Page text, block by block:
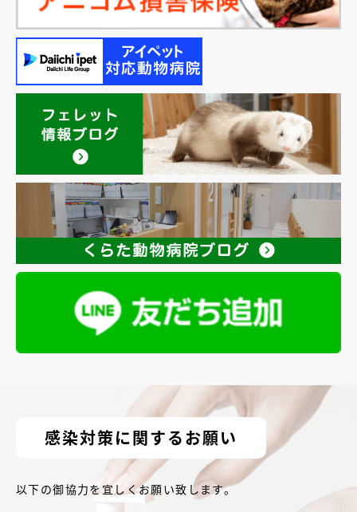
感染対策に関するお願い
以下の御協力を宜しくお願い致します。